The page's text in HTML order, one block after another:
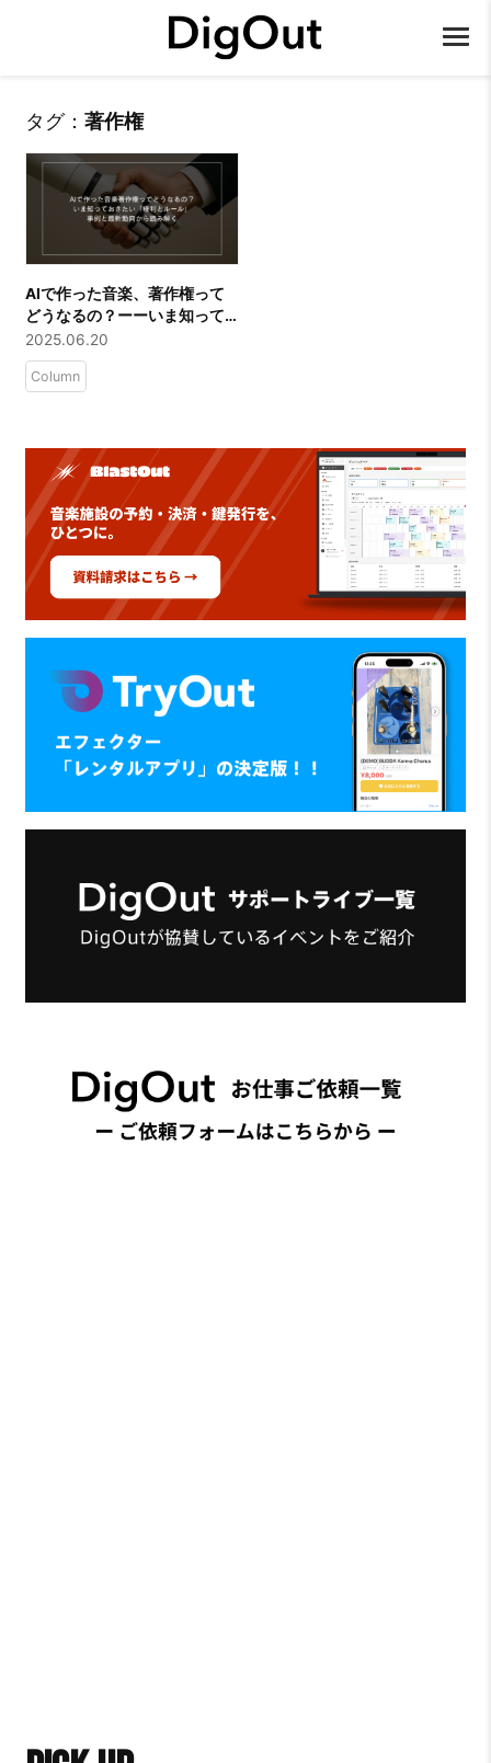
タグ： 著作権
AIで作った音楽、著作権って
どうなるの？ーーいま知って
おきたい「権利とルール」事
例と最新動向から読み解く
2025.06.20
Column